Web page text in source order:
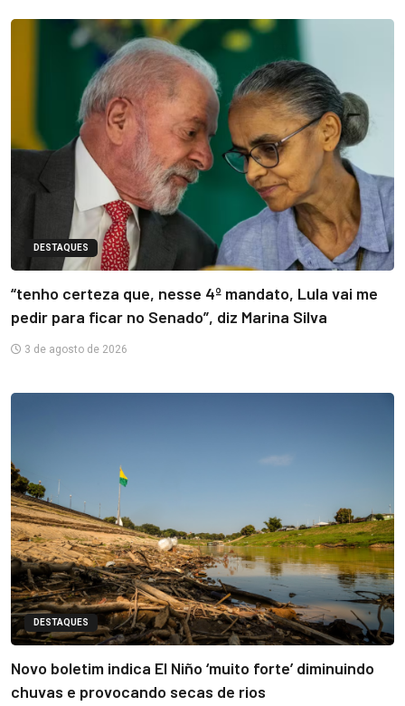
DESTAQUES
“tenho certeza que, nesse 4º mandato, Lula vai me
pedir para ficar no Senado”, diz Marina Silva
3 de agosto de 2026
DESTAQUES
Novo boletim indica El Niño ‘muito forte’ diminuindo
chuvas e provocando secas de rios